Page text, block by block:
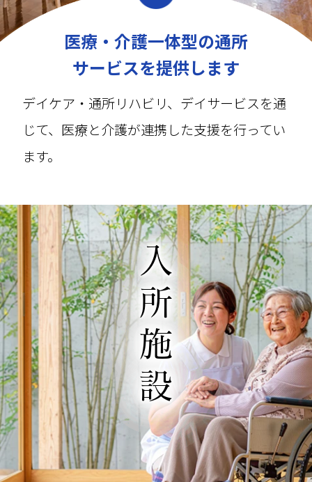
医療・介護一体型の通所
サービスを提供します
デイケア・通所リハビリ、デイサービスを通
じて、医療と介護が連携した支援を行ってい
ます。
入所施設